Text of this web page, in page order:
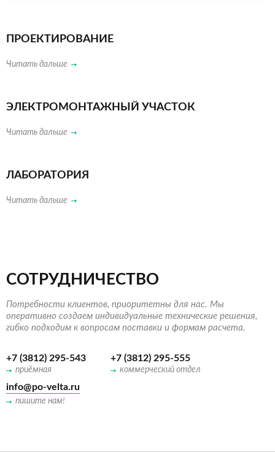
ПРОЕКТИРОВАНИЕ
Читать дальше
ЭЛЕКТРОМОНТАЖНЫЙ УЧАСТОК
Читать дальше
ЛАБОРАТОРИЯ
Читать дальше
СОТРУДНИЧЕСТВО
Потребности клиентов, приоритетны для нас. Мы
оперативно создаем индивидуальные технические решения,
гибко подходим к вопросам поставки и формам расчета.
+7 (3812) 295-543
приёмная
+7 (3812) 295-555
коммерческий отдел
info@po-velta.ru
пишите нам!